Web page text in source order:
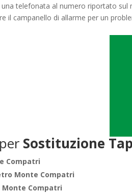
telefonata al numero riportato sul
il campanello di allarme per un
Sostituzione
Compatri
Monte Compatri
Compatri